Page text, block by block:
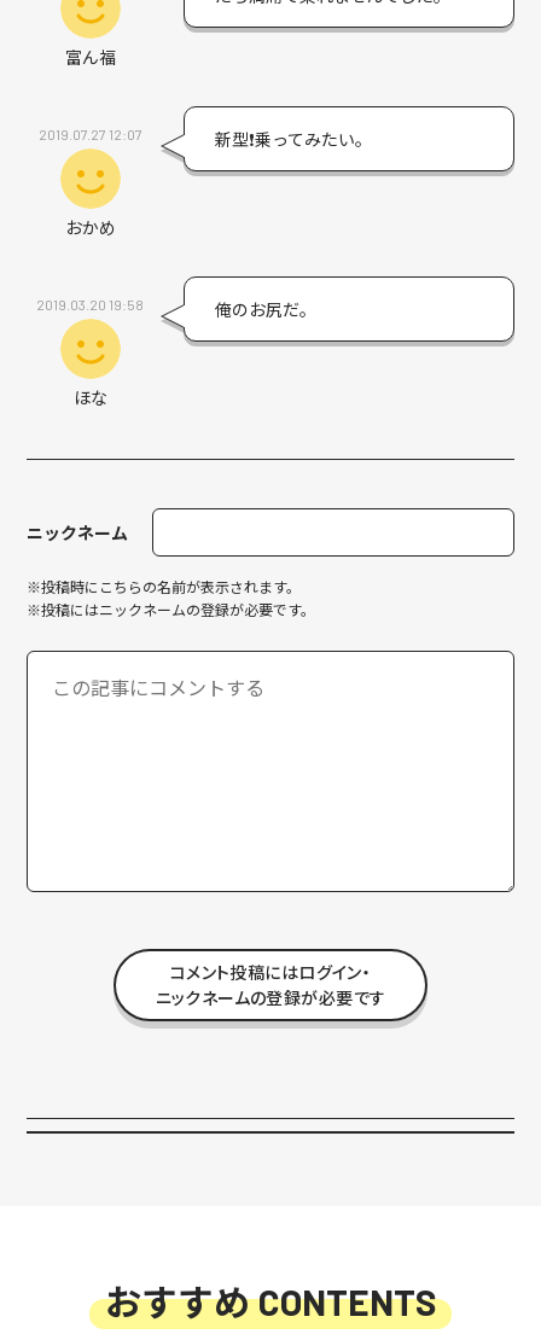
富ん福
2019.07.27 12:07
おかめ
新型❗️乗ってみたい。
2019.03.20 19:58
ほな
俺のお尻だ。
ニックネーム
※投稿時にこちらの名前が表示されます。
※投稿にはニックネームの登録が必要です。
コメント投稿にはログイン・
ニックネームの登録が必要です
おすすめCONTENTS